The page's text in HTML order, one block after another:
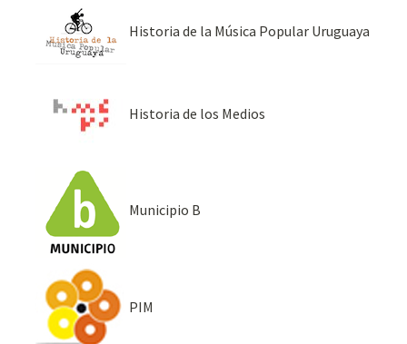
Historia de la Música Popular Uruguaya
Historia de los Medios
Municipio B
PIM